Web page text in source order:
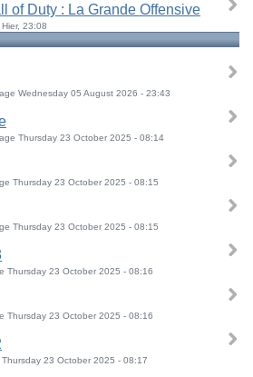
of Duty : La Grande Offensive
23:08
Wednesday 05 August 2026 - 23:43
Thursday 23 October 2025 - 08:14
Thursday 23 October 2025 - 08:15
Thursday 23 October 2025 - 08:15
Thursday 23 October 2025 - 08:16
Thursday 23 October 2025 - 08:16
23 October 2025 - 08:17